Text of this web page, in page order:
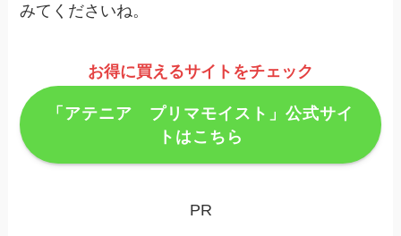
みてくださいね。
お得に買えるサイトをチェック
「アテニア プリマモイスト」公式サイ
トはこちら
PR